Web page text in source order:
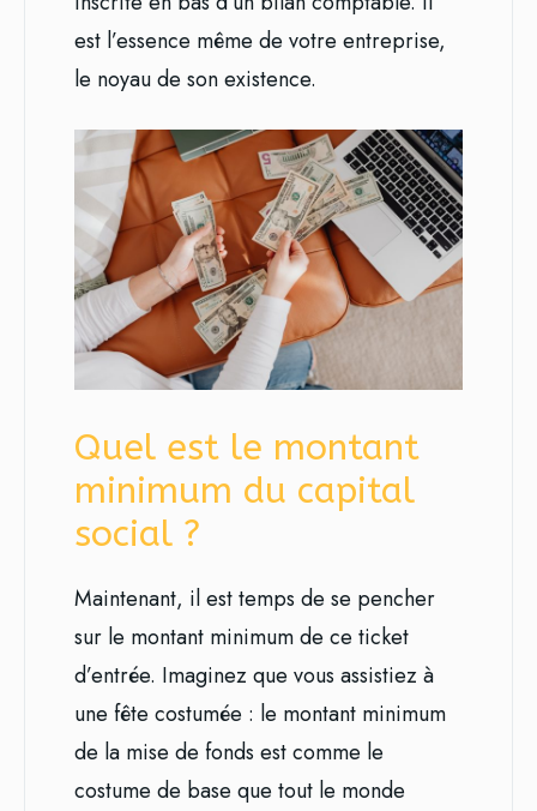
est l’essence même de votre entreprise,
le noyau de son existence.
Quel est le montant
minimum du capital
social ?
Maintenant, il est temps de se pencher
sur le montant minimum de ce ticket
d’entrée. Imaginez que vous assistiez à
une fête costumée : le montant minimum
de la mise de fonds est comme le
costume de base que tout le monde